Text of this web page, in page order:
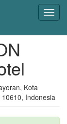
Kota
Indonesia